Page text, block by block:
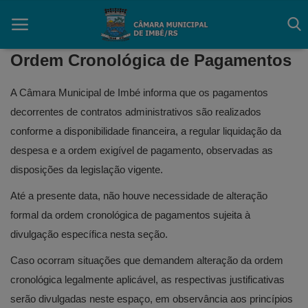
Início
Contato
Câmara
Acessibilidade
Mapa do Site
FAQ
Ordem Cronológica de Pagamentos
A Câmara Municipal de Imbé informa que os pagamentos
decorrentes de contratos administrativos são realizados
conforme a disponibilidade financeira, a regular liquidação da
despesa e a ordem exigível de pagamento, observadas as
disposições da legislação vigente.
Até a presente data, não houve necessidade de alteração
formal da ordem cronológica de pagamentos sujeita à
divulgação específica nesta seção.
Caso ocorram situações que demandem alteração da ordem
cronológica legalmente aplicável, as respectivas justificativas
serão divulgadas neste espaço, em observância aos princípios